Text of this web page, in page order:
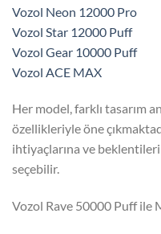
Vozol Neon 12000 Pro
Vozol Star 12000 Puff
Vozol Gear 10000 Puff
Vozol ACE MAX
Her model, farklı tasarım
özellikleriyle öne
ihtiyaçlarına ve
seçebilir.
Vozol Rave 50000 Puff ile